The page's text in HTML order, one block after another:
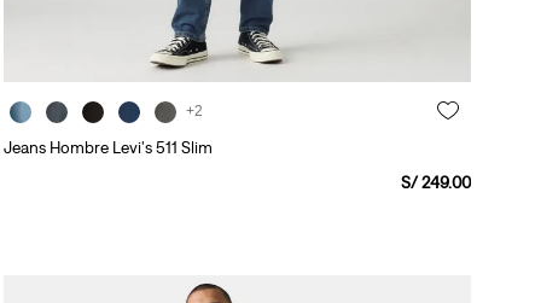
+2
Jeans Hombre Levi's 511 Slim
S/ 249.00